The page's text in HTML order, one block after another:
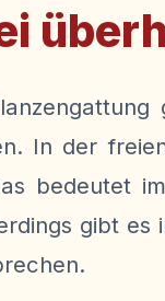
In der
bedeutet
gibt